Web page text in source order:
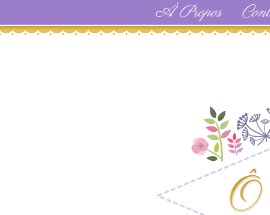
À Propos